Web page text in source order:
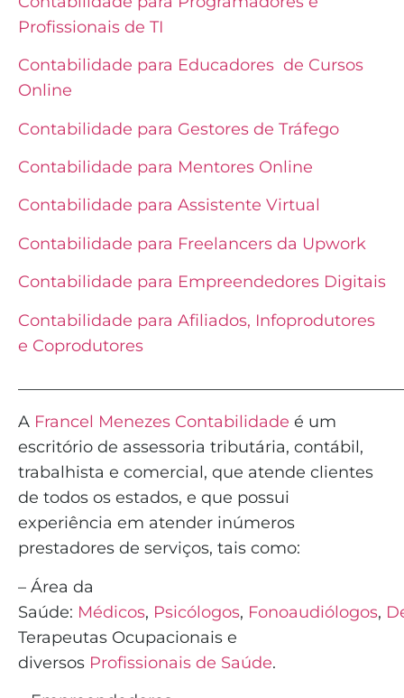
Profissionais de TI
Contabilidade para Educadores de Cursos
Online
Contabilidade para Gestores de Tráfego
Contabilidade para Mentores Online
Contabilidade para Assistente Virtual
Contabilidade para Freelancers da Upwork
Contabilidade para Empreendedores Digitais
Contabilidade para Afiliados, Infoprodutores
e Coprodutores
A Francel Menezes Contabilidade é um
escritório de assessoria tributária, contábil,
trabalhista e comercial, que atende clientes
de todos os estados, e que possui
experiência em atender inúmeros
prestadores de serviços, tais como:
– Área da
Saúde: Médicos, Psicólogos, Fonoaudiólogos,
Terapeutas Ocupacionais e
diversos Profissionais de Saúde.